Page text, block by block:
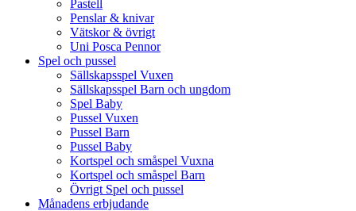
Pastell
Penslar & knivar
Vätskor & övrigt
Uni Posca Pennor
Spel och pussel
Sällskapsspel Vuxen
Sällskapsspel Barn och ungdom
Spel Baby
Pussel Vuxen
Pussel Barn
Pussel Baby
Kortspel och småspel Vuxna
Kortspel och småspel Barn
Övrigt Spel och pussel
Månadens erbjudande